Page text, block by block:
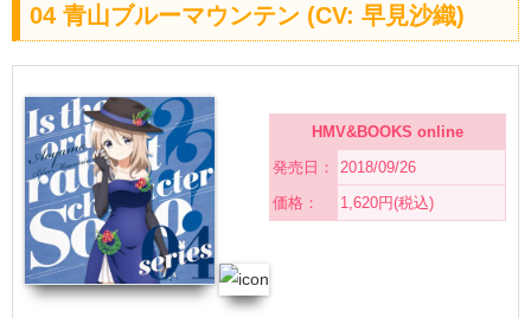
04 青山ブルーマウンテン (CV: 早見沙織)
HMV&BOOKS online
発売日：
2018/09/26
価格：
1,620円(税込)